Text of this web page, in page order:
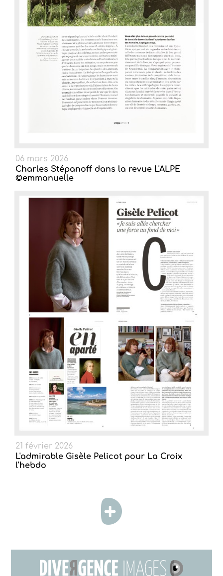
06 mars 2026
Charles Stépanoff dans la revue L'ALPE
©emmanuelle
21 février 2026
L'admirable Gisèle Pelicot pour La Croix
l'hebdo